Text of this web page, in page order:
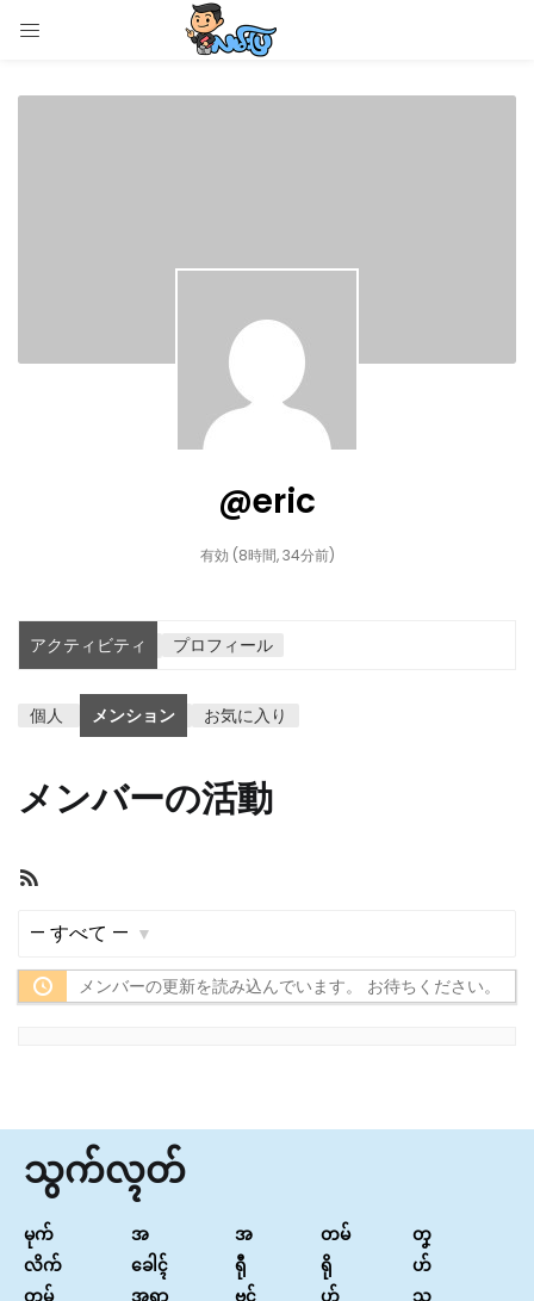
@eric
有効 (8時間, 34分前)
アクティビティ プロフィール
個人 メンション お気に入り
メンバーの活動
ィ
ー
ド
示:
メンバーの更新を読み込んでいます。 お待ちください。
သွက်လ္ၚတ်
မုက်
လိက်
တမ်
အ
ခေါၚ်
အရာ
အ
ရီု
ဗၚ်
တမ်
ရို
ဟ်
တၞ
ဟ်
သ္